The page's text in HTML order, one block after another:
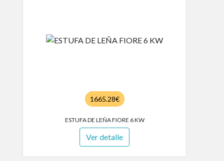
1665.28€
ESTUFA DE LEÑA FIORE 6 KW
Ver detalle